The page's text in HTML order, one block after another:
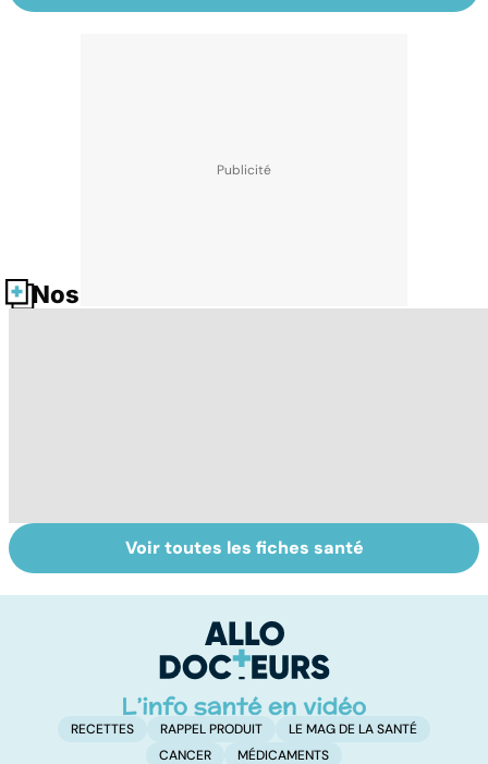
Nos fiches santé
Tout savoir sur
les infections
Inflammation des
amygdales : que
d'angine ?
Voir toutes les fiches santé
RECETTES RAPPEL PRODUIT
LE MAG DE LA SANTÉ
CANCER
MÉDICAMENTS